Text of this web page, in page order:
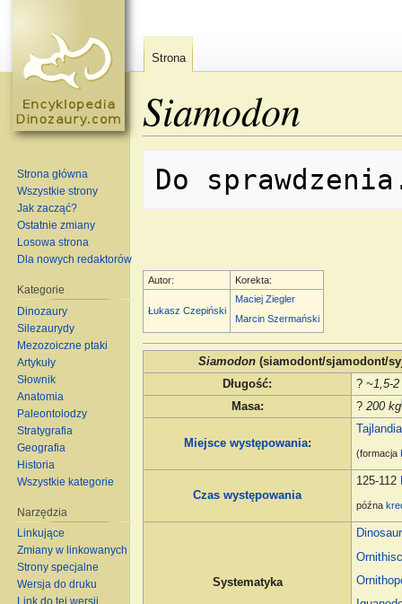
Siamodon
Autor: Korekta:
Łukasz Czepiński
Maciej Ziegler
Marcin Szermański
Siamodon (siamodont/sjamodont/
Długość: ?~1,5-
Masa: ?200 kg
Miejsce występowania:
Tajlandia
(formacja
Czas występowania
125-112
późna
Systematyka
Strona
Strona główna
Wszystkie strony
Jak zacząć?
Ostatnie zmiany
Losowa strona
Dla nowych redaktorów
Kategorie
Dinozaury
Silezaurydy
Mezozoiczne ptaki
Artykuły
Słownik
Anatomia
Paleontolodzy
Stratygrafia
Geografia
Historia
Wszystkie kategorie
Narzędzia
Linkujące
Zmiany w linkowanych
Strony specjalne
Wersja do druku